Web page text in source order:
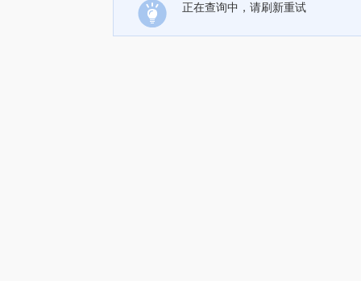
正在查询中，请刷新重试